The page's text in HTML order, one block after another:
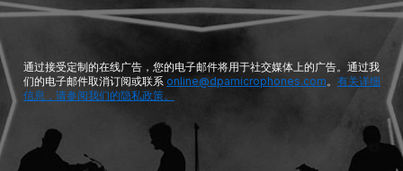
通过接受定制的在线广告，您的电子邮件将用于社交媒体上的广告。通过我
们的电子邮件取消订阅或联系 online@dpamicrophones.com 。 有关详细
信息，请参阅我们的隐私政策。